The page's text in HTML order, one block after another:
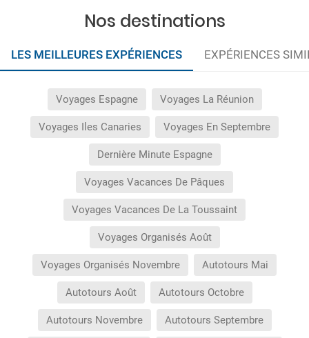
Nos destinations
LES MEILLEURES EXPÉRIENCES EXPÉRIENCES
Voyages Espagne Voyages La Réunion
Voyages Iles Canaries Voyages En Septembre
Dernière Minute Espagne
Voyages Vacances De Pâques
Voyages Vacances De La Toussaint
Voyages Organisés Août
Voyages Organisés Novembre Autotours Mai
Autotours Août Autotours Octobre
Autotours Novembre Autotours Septembre